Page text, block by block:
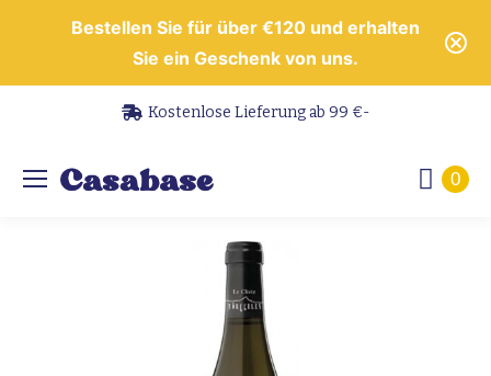
Bestellen Sie für über €120 und erhalten
Sie ein Geschenk von uns.
Kostenlose Lieferung ab 99 €-
0